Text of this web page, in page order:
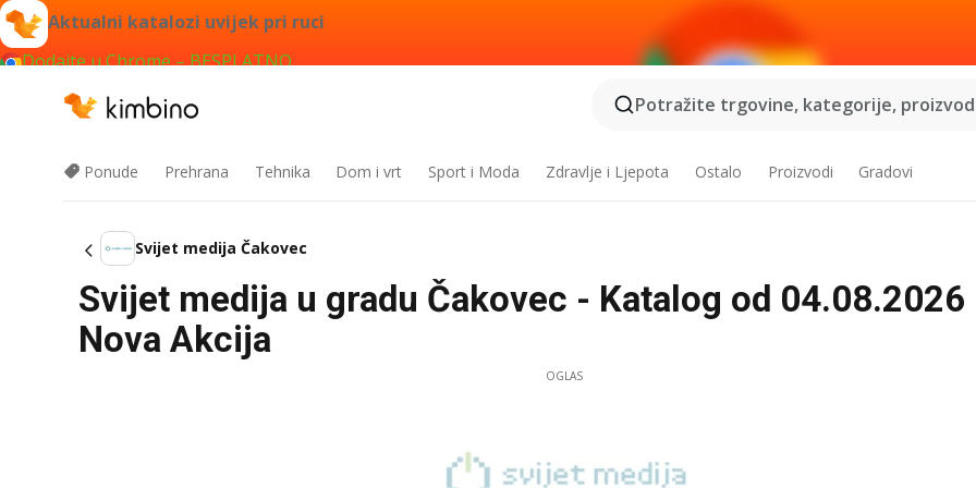
Aktualni katalozi uvijek pri ruci
Dodajte u Chrome – BESPLATNO
Potražite trgovine, kategorije,
Ponude Prehrana Tehnika Dom i vrt Sport i Moda Zdravlje i Ljepota Ostalo Proizvodi Gradovi
Svijet medija Čakovec
Svijet medija u gradu Čakovec - Katalog od 04.08.2026
Nova Akcija
OGLAS